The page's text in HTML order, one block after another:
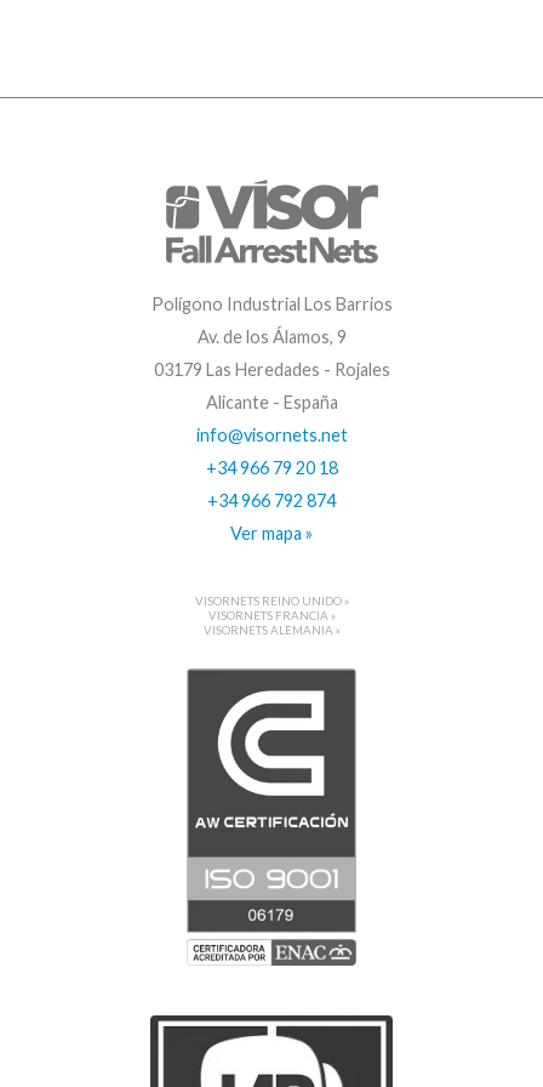
Polígono Industrial Los Barrios
Av. de los Álamos, 9
03179 Las Heredades - Rojales
Alicante - España
info@visornets.net
+34 966 79 20 18
+34 966 792 874
Ver mapa »
VISORNETS REINO UNIDO »
VISORNETS FRANCIA »
VISORNETS ALEMANIA »